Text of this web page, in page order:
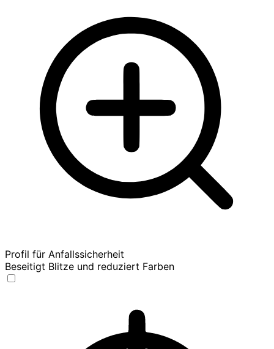
Profil für Anfallssicherheit
Beseitigt Blitze und reduziert Farben